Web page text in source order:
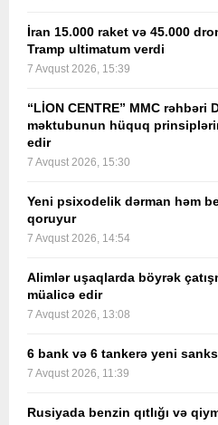
İran 15.000 raket və 45.000
Tramp ultimatum verdi
7 Avqust 2026, 15:39
“LİON CENTRE” MMC rəhbəri
məktubunun hüquq
edir
7 Avqust 2026, 15:30
Yeni psixodelik dərman həm
qoruyur
7 Avqust 2026, 14:54
Alimlər uşaqlarda böyrək
müalicə edir
7 Avqust 2026, 13:08
6 bank və 6 tankerə yeni
7 Avqust 2026, 11:39
Rusiyada benzin qıtlığı və